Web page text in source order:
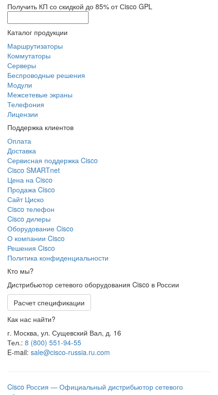
Получить КП со скидкой до 85% от Сisco GPL
Каталог продукции
Маршрутизаторы
Коммутаторы
Серверы
Беспроводные решения
Модули
Межсетевые экраны
Телефония
Лицензии
Поддержка клиентов
Оплата
Доставка
Сервисная поддержка Cisco
Cisco SMARTnet
Цена на Cisco
Продажа Cisco
Сайт Циско
Сisco телефон
Cisco дилеры
Оборудование Cisco
О компании Cisco
Решения Cisco
Политика конфиденциальности
Кто мы?
Дистрибьютор сетевого оборудования Cisco в России
Расчет спецификации
Как нас найти?
г. Москва, ул. Сущевский Вал, д. 16
Тел.: 8 (800) 551-94-55
E-mail: sale@cisco-russia.ru.com
Cisco Россия — Официальный дистрибьютор сетевого